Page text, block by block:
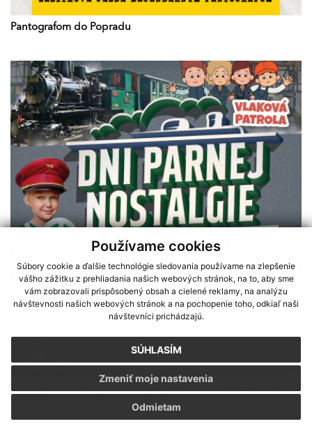
Používame cookies
Súbory cookie a ďalšie technológie sledovania používame na zlepšenie
vášho zážitku z prehliadania našich webových stránok, na to, aby sme
vám zobrazovali prispôsobený obsah a cielené reklamy, na analýzu
návštevnosti našich webových stránok a na pochopenie toho, odkiaľ naši
návštevníci prichádzajú.
SÚHLASÍM
Odmietam
Zmeniť moje nastavenia
Sme partnerom programu Košického samosprávneho kraja Terra
Incognita
Pantografom do Popradu
DNI PARNEJ NOSTALGIE 16-17.8.